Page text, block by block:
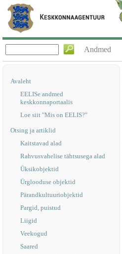
Andmed
Avaleht
EELISe andmed
keskkonnaportaalis
Loe siit "Mis on EELIS?"
Otsing ja artiklid
Kaitstavad alad
Rahvusvahelise tähtsusega alad
Üksikobjektid
Ürglooduse objektid
Pärandkultuuriobjektid
Pargid, puistud
Liigid
Veekogud
Saared